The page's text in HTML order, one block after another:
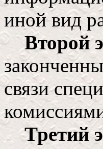
иной вид
Второй
связи
Третий